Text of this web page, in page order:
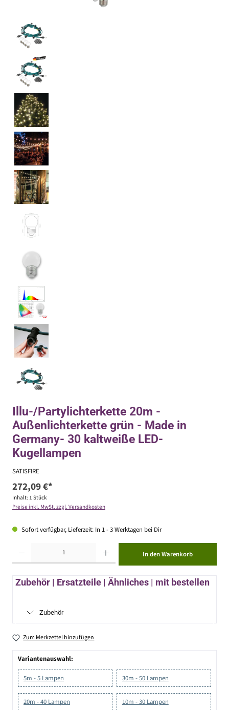
Illu-/Partylichterkette 20m -
Außenlichterkette grün - Made in
Germany- 30 kaltweiße LED-
Kugellampen
SATISFIRE
272,09 €*
Inhalt: 1 Stück
Preise inkl. MwSt. zzgl. Versandkosten
Sofort verfügbar, Lieferzeit: In 1 - 3 Werktagen bei Dir
In den Warenkorb
Zubehör | Ersatzteile | Ähnliches | mit bestellen
Zubehör
Zum Merkzettel hinzufügen
Variantenauswahl:
5m - 5 Lampen 30m - 50 Lampen
20m - 40 Lampen 10m - 30 Lampen